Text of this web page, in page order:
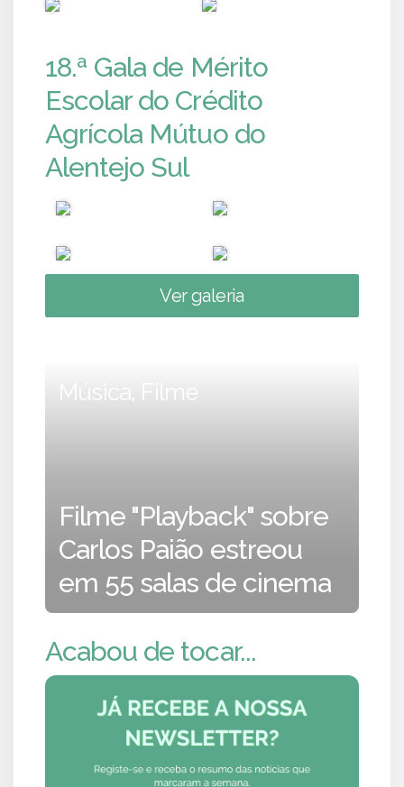
18.ª Gala de Mérito
Escolar do Crédito
Agrícola Mútuo do
Alentejo Sul
Ver galeria
Música, Filme
Filme "Playback" sobre
Carlos Paião estreou
em 55 salas de cinema
Acabou de tocar...